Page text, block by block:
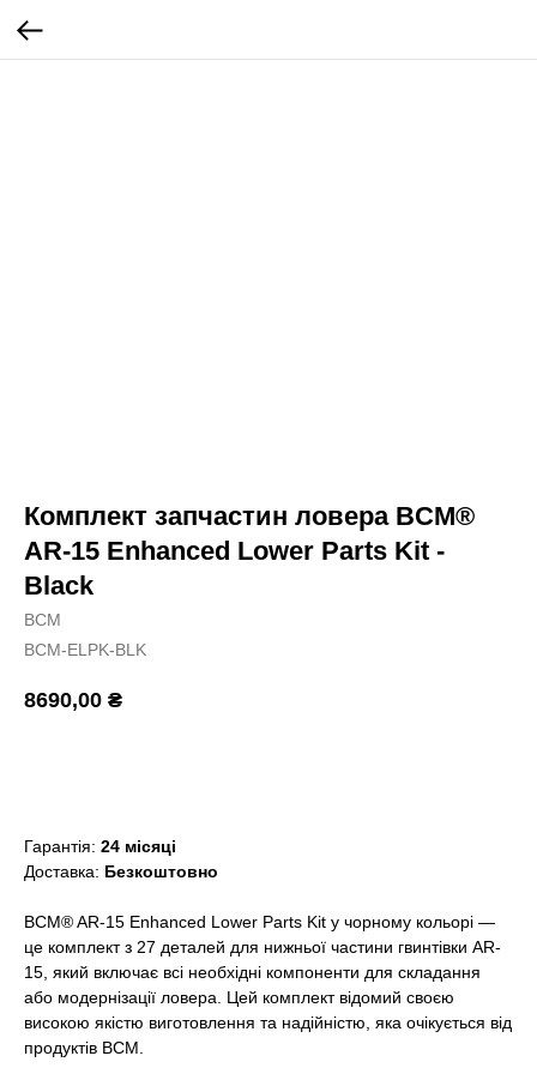
Комплект запчастин ловера BCM®
AR-15 Enhanced Lower Parts Kit -
Black
BCM
BCM-ELPK-BLK
8690,00 ₴
Гарантія: 24 місяці
Доставка: Безкоштовно
BCM® AR-15 Enhanced Lower Parts Kit у чорному кольорі —
це комплект з 27 деталей для нижньої частини гвинтівки AR-
15, який включає всі необхідні компоненти для складання
або модернізації ловера. Цей комплект відомий своєю
високою якістю виготовлення та надійністю, яка очікується від
продуктів BCM.